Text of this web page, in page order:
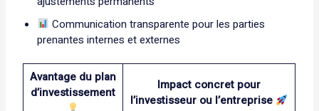
Communication transparente pour les parties
prenantes internes et externes
Avantage du plan
d’investissement
Impact concret pour
l’investisseur ou l’entreprise